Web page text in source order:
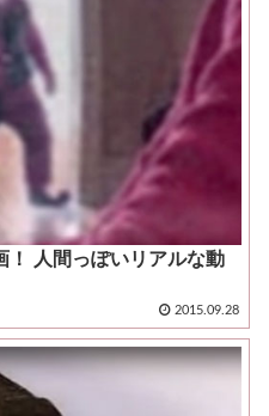
！ 人間っぽいリアルな動
2015.09.28